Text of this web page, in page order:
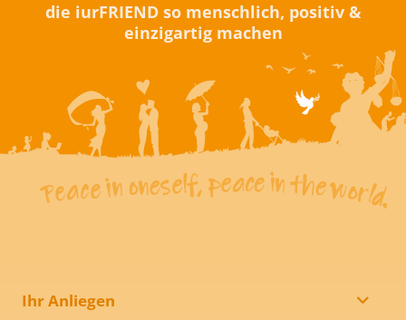
die iurFRIEND so menschlich, positiv &
einzigartig machen
Ihr Anliegen